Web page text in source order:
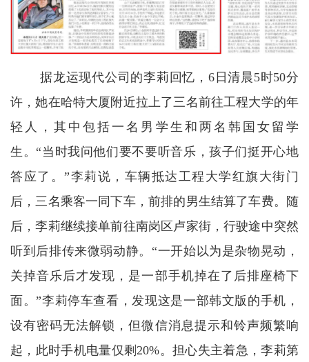
据龙运现代公司的李莉回忆，6日清晨5时50分
许，她在哈特大厦附近拉上了三名前往工程大学的年
轻人，其中包括一名男学生和两名韩国女留学
生。“当时我问他们要不要听音乐，孩子们挺开心地
答应了。”李莉说，车辆抵达工程大学红旗大街门
后，三名乘客一同下车，前排的男生结算了车费。随
后，李莉继续接单前往南岗区卢家街，行驶途中突然
听到后排传来微弱动静。“一开始以为是杂物晃动，
关掉音乐后才发现，是一部手机掉在了后排座椅下
面。”李莉停车查看，发现这是一部韩文版的手机，
设有密码无法解锁，但微信消息提示和铃声频繁响
起，此时手机电量仅剩20%。担心失主着急，李莉第